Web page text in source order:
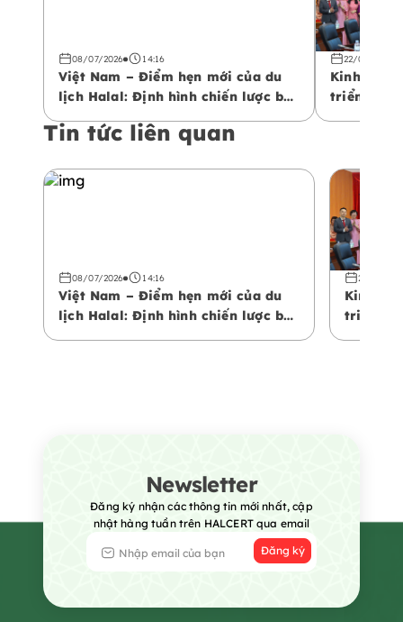
08/07/2026 14:16
Việt Nam – Điểm hẹn mới của du
lịch Halal: Định hình chiến lược bứt
22/04/2026
Kinh tế
triển bền
Tin tức liên quan
08/07/2026 14:16
Việt Nam – Điểm hẹn mới của du
lịch Halal: Định hình chiến lược bứt
22/04/
Kinh tế
triển
Newsletter
Đăng ký nhận các thông tin mới nhất, cập
nhật hàng tuần trên HALCERT qua email
Đăng ký